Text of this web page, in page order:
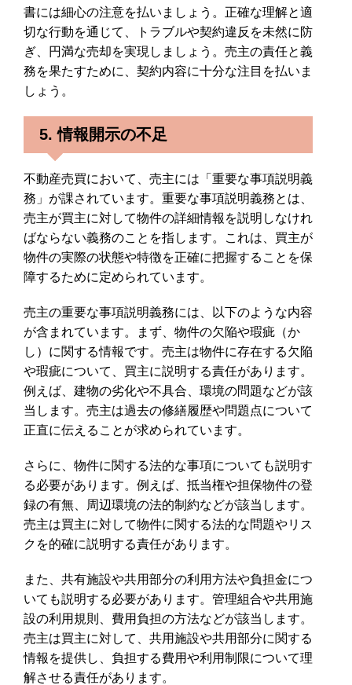
書には細心の注意を払いましょう。正確な理解と適
切な行動を通じて、トラブルや契約違反を未然に防
ぎ、円満な売却を実現しましょう。売主の責任と義
務を果たすために、契約内容に十分な注目を払いま
しょう。
5. 情報開示の不足
不動産売買において、売主には「重要な事項説明義
務」が課されています。重要な事項説明義務とは、
売主が買主に対して物件の詳細情報を説明しなけれ
ばならない義務のことを指します。これは、買主が
物件の実際の状態や特徴を正確に把握することを保
障するために定められています。
売主の重要な事項説明義務には、以下のような内容
が含まれています。まず、物件の欠陥や瑕疵（か
し）に関する情報です。売主は物件に存在する欠陥
や瑕疵について、買主に説明する責任があります。
例えば、建物の劣化や不具合、環境の問題などが該
当します。売主は過去の修繕履歴や問題点について
正直に伝えることが求められています。
さらに、物件に関する法的な事項についても説明す
る必要があります。例えば、抵当権や担保物件の登
録の有無、周辺環境の法的制約などが該当します。
売主は買主に対して物件に関する法的な問題やリス
クを的確に説明する責任があります。
また、共有施設や共用部分の利用方法や負担金につ
いても説明する必要があります。管理組合や共用施
設の利用規則、費用負担の方法などが該当します。
売主は買主に対して、共用施設や共用部分に関する
情報を提供し、負担する費用や利用制限について理
解させる責任があります。